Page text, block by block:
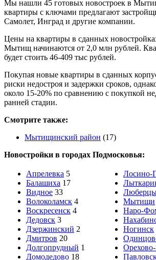
Мы нашли 45 готовых новостроек в
квартиры с ключами предлагают
Самолет, Инград и другие компании.
Цены на квартиры в сданных
Мытищ начинаются от 2,0 млн рублей.
будет стоить 46-409 тыс рублей.
Покупая новые квартиры в сданных
риски недостроя и задержки сроков,
около 15-20% по сравнению с покупкой
ранней стадии.
Смотрите также:
Мытищинский район (17)
Новостройки в городах Подмосковья:
Апрелевка 5
Балашиха 17
Видное 33
Волоколамск 4
Воскресенск 4
Дедовск 3
Дзержинский 2
Дмитров 20
Долгопрудный 1
Домодедово 18
Лосино-
Мытищи
Наро-
Ногинск